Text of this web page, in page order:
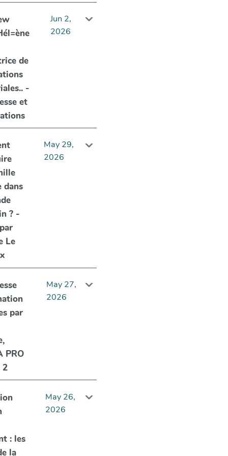
de
-
et
Jun 2,
2026
dans
? -
Le
May 29,
2026
par
PRO
2
May 27,
2026
: les
la
May 26,
2026